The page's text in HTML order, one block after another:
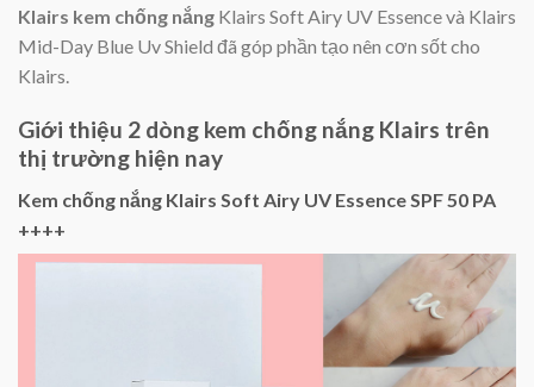
Klairs kem chống nắng Klairs Soft Airy UV Essence và Klairs
Mid-Day Blue Uv Shield đã góp phần tạo nên cơn sốt cho
Klairs.
Giới thiệu 2 dòng kem chống nắng Klairs trên
thị trường hiện nay
Kem chống nắng Klairs Soft Airy UV Essence SPF 50 PA
++++